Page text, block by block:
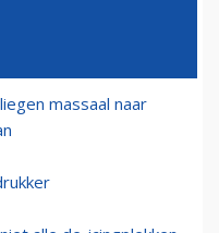
Delta: maar lid
massaal naar